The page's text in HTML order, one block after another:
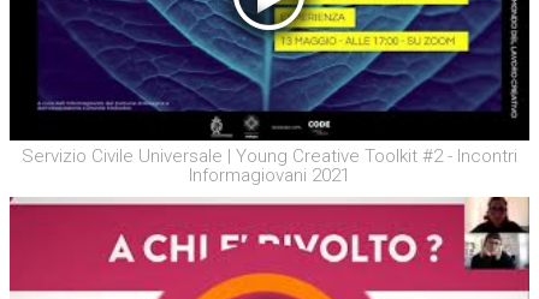
Servizio Civile Universale | Young Creative Toolkit #2 - Incontri
Informagiovani 2021